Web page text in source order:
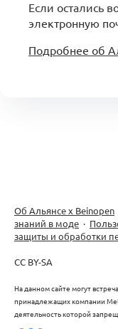
Если остались
электронную
Подробнее об
Об Альянсе х Beinopen
знаний в моде ·
защиты и обработки
CC BY-SA
На данном сайте могут
принадлежащих компании
деятельность которой